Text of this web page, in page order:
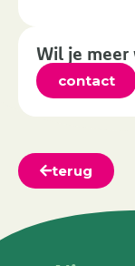
Wil je meer
contact
terug